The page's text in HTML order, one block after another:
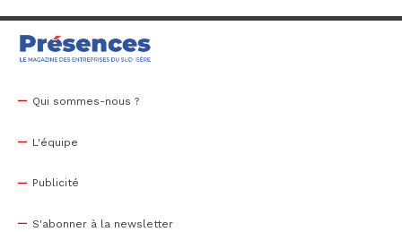
Qui sommes-nous ?
L'équipe
Publicité
S'abonner à la newsletter